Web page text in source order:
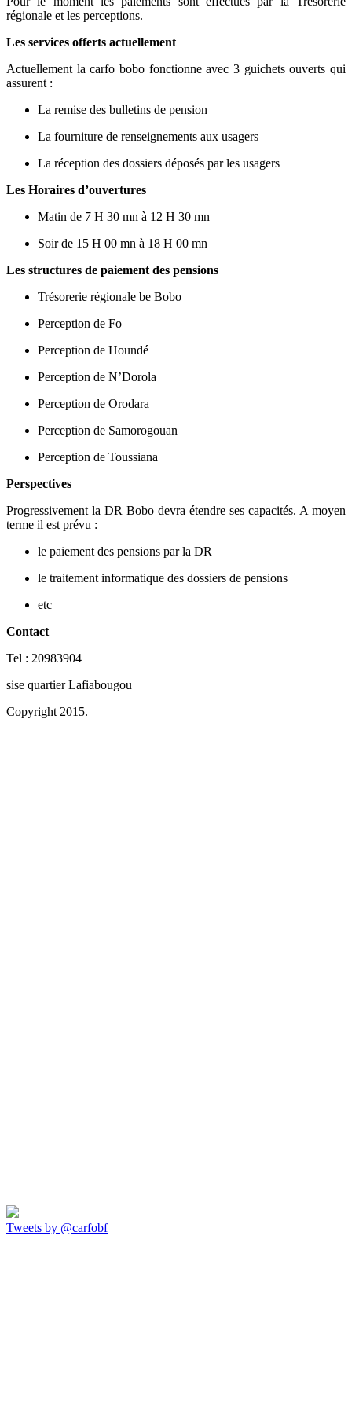
régionale et les perceptions.
Les services offerts actuellement
Actuellement la carfo bobo fonctionne avec 3 guichets ouverts qui
assurent :
La remise des bulletins de pension
La fourniture de renseignements aux usagers
La réception des dossiers déposés par les usagers
Les Horaires d’ouvertures
Matin de 7 H 30 mn à 12 H 30 mn
Soir de 15 H 00 mn à 18 H 00 mn
Les structures de paiement des pensions
Trésorerie régionale be Bobo
Perception de Fo
Perception de Houndé
Perception de N’Dorola
Perception de Orodara
Perception de Samorogouan
Perception de Toussiana
Perspectives
Progressivement la DR Bobo devra étendre ses capacités. A moyen
terme il est prévu :
le paiement des pensions par la DR
le traitement informatique des dossiers de pensions
etc
Contact
Tel : 20983904
sise quartier Lafiabougou
Copyright 2015.
Tweets by @carfobf